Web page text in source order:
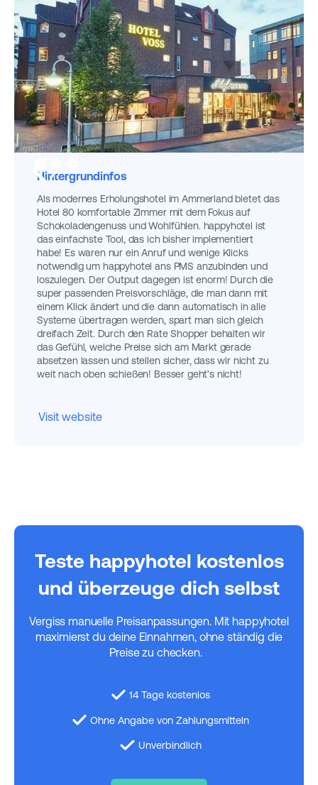
Hintergrundinfos
Als modernes Erholungshotel im Ammerland bietet das
Hotel 80 komfortable Zimmer mit dem Fokus auf
Schokoladengenuss und Wohlfühlen. happyhotel ist
das einfachste Tool, das ich bisher implementiert
habe! Es waren nur ein Anruf und wenige Klicks
notwendig um happyhotel ans PMS anzubinden und
loszulegen. Der Output dagegen ist enorm! Durch die
super passenden Preisvorschläge, die man dann mit
einem Klick ändert und die dann automatisch in alle
Systeme übertragen werden, spart man sich gleich
dreifach Zeit. Durch den Rate Shopper behalten wir
das Gefühl, welche Preise sich am Markt gerade
absetzen lassen und stellen sicher, dass wir nicht zu
weit nach oben schießen! Besser geht’s nicht!
Visit website
Teste happyhotel kostenlos
und überzeuge dich selbst
Vergiss manuelle Preisanpassungen. Mit happyhotel
maximierst du deine Einnahmen, ohne ständig die
Preise zu checken.
14 Tage kostenlos
Ohne Angabe von Zahlungsmitteln
Unverbindlich